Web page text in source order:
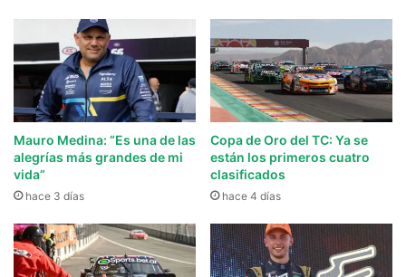
Mauro Medina: “Es una de las
alegrías más grandes de mi
vida”
hace 3 días
Copa de Oro del TC: Ya se
están los primeros cuatro
clasificados
hace 4 días